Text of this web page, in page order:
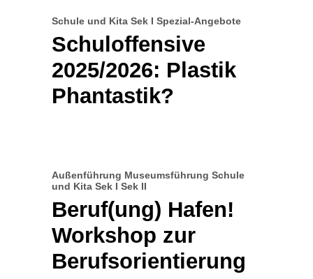
Schule und Kita Sek I Spezial-Angebote
Schuloffensive
2025/2026: Plastik
Phantastik?
Außenführung Museumsführung Schule
und Kita Sek I Sek II
Beruf(ung) Hafen!
Workshop zur
Berufsorientierung